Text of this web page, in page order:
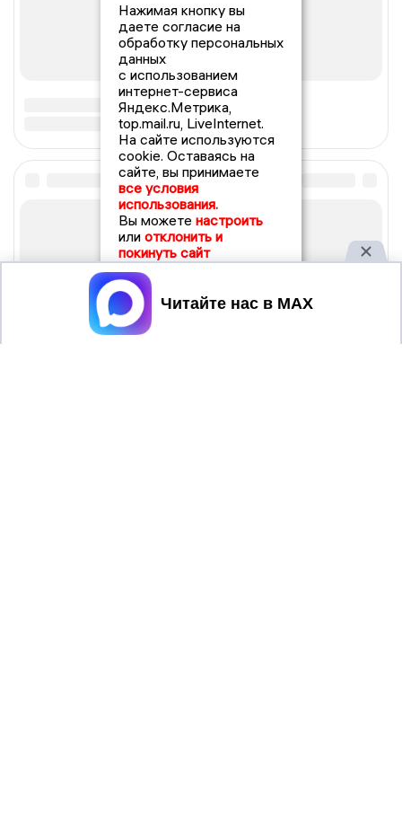
Нажимая кнопку вы
даете согласие на
обработку персональных
данных
с использованием
интернет-сервиса
Яндекс.Метрика,
top.mail.ru, LiveInternet.
На сайте используются
cookie. Оставаясь на
сайте, вы принимаете
все условия
использования.
Вы можете настроить
или отклонить и
покинуть сайт
Принять